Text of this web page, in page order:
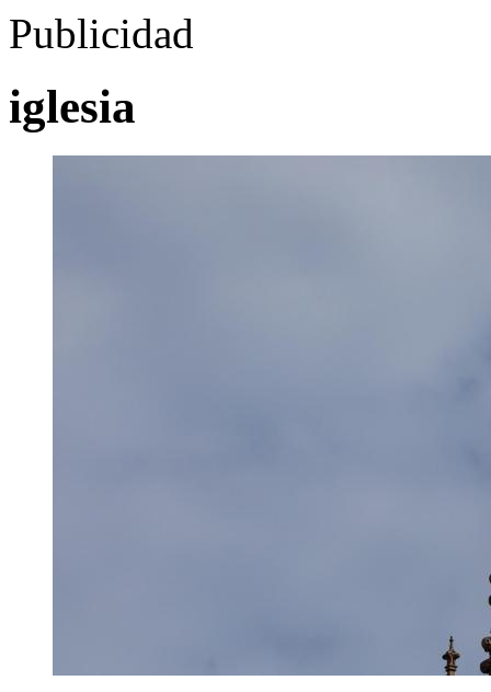
Publicidad
iglesia